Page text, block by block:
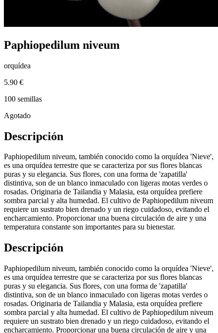
Paphiopedilum niveum
orquídea
5.90 €
100 semillas
Agotado
Descripción
Paphiopedilum niveum, también conocido como la orquídea 'Nieve',
es una orquídea terrestre que se caracteriza por sus flores blancas
puras y su elegancia. Sus flores, con una forma de 'zapatilla'
distintiva, son de un blanco inmaculado con ligeras motas verdes o
rosadas. Originaria de Tailandia y Malasia, esta orquídea prefiere
sombra parcial y alta humedad. El cultivo de Paphiopedilum niveum
requiere un sustrato bien drenado y un riego cuidadoso, evitando el
encharcamiento. Proporcionar una buena circulación de aire y una
temperatura constante son importantes para su bienestar.
Descripción
Paphiopedilum niveum, también conocido como la orquídea 'Nieve',
es una orquídea terrestre que se caracteriza por sus flores blancas
puras y su elegancia. Sus flores, con una forma de 'zapatilla'
distintiva, son de un blanco inmaculado con ligeras motas verdes o
rosadas. Originaria de Tailandia y Malasia, esta orquídea prefiere
sombra parcial y alta humedad. El cultivo de Paphiopedilum niveum
requiere un sustrato bien drenado y un riego cuidadoso, evitando el
encharcamiento. Proporcionar una buena circulación de aire y una